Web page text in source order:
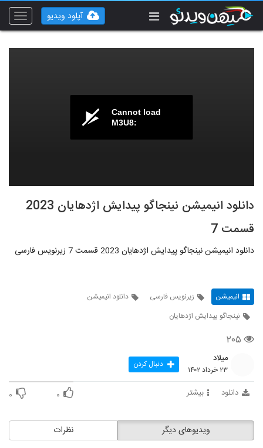
Toggle
آپلود ویدیو
Cannot load
M3U8:
دانلود انیمیشن نینجاگو پیدایش اژدهایان 2023
قسمت 7
دانلود انیمیشن نینجاگو پیدایش اژدهایان 2023 قسمت 7 زیرنویس فارسی
انیمیشن زیرنویس فارسی
دانلود انیمیشن
نینجاگو پیدایش اژدهایان
۲۰۵
میلاد
۲۳ خرداد ۱۴۰۲ دنبال کردن
دانلود بیشتر ۰ ۰
نظرات ویدیوهای دیگر